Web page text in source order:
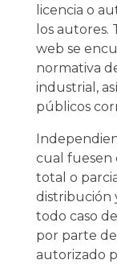
licencia o
los autores.
web se
normativa
industrial,
públicos
cual fuesen
total o
distribución
todo caso
por parte
autorizado